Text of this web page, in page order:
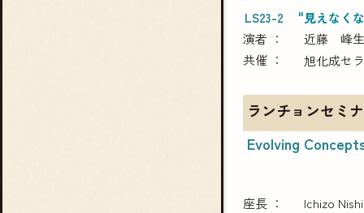
LS23-2
"見えなく
演者
近藤 峰生
共催
旭化成セ
ランチョンセミ
Evolving
座長
Ichizo